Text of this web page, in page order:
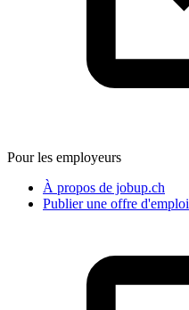
Pour les employeurs
À propos de jobup.ch
Publier une offre d'emploi